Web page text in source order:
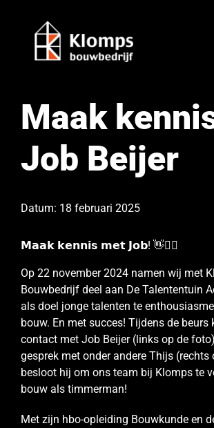
Maak
Job Beijer
Datum: 18 februari 2025
𝗠𝗮𝗮𝗸 𝗸𝗲𝗻𝗻𝗶𝘀 𝗺𝗲𝘁 𝗝𝗼𝗯! 👋👷‍♂️
Op 22 november 2024 namen wij met
Bouwbedrijf deel aan De Talententuin
als doel jonge talenten te
bouw. En met succes! Tijdens de beurs
contact met Job Beijer (links op de
gesprek met onder andere Thijs (rechts
besloot hij om ons team bij Klomps te
bouw als timmerman!
Met zijn hbo-opleiding Bouwkunde en